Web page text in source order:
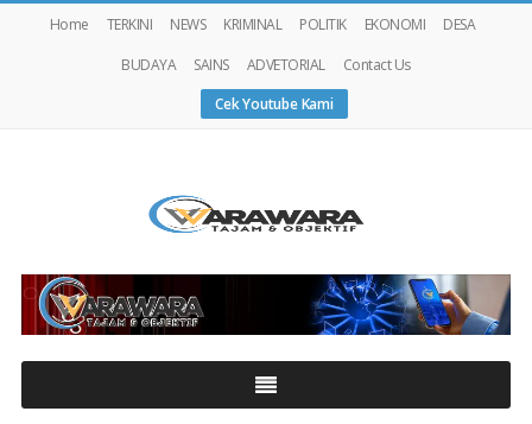
Home TERKINI NEWS KRIMINAL POLITIK EKONOMI
DESA
BUDAYA
SAINS ADVETORIAL
Contact Us
Cek Youtube Kami